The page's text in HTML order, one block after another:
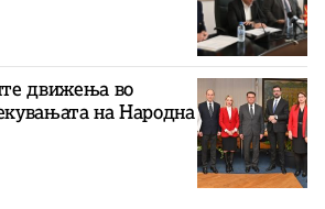
движења во
на Народна